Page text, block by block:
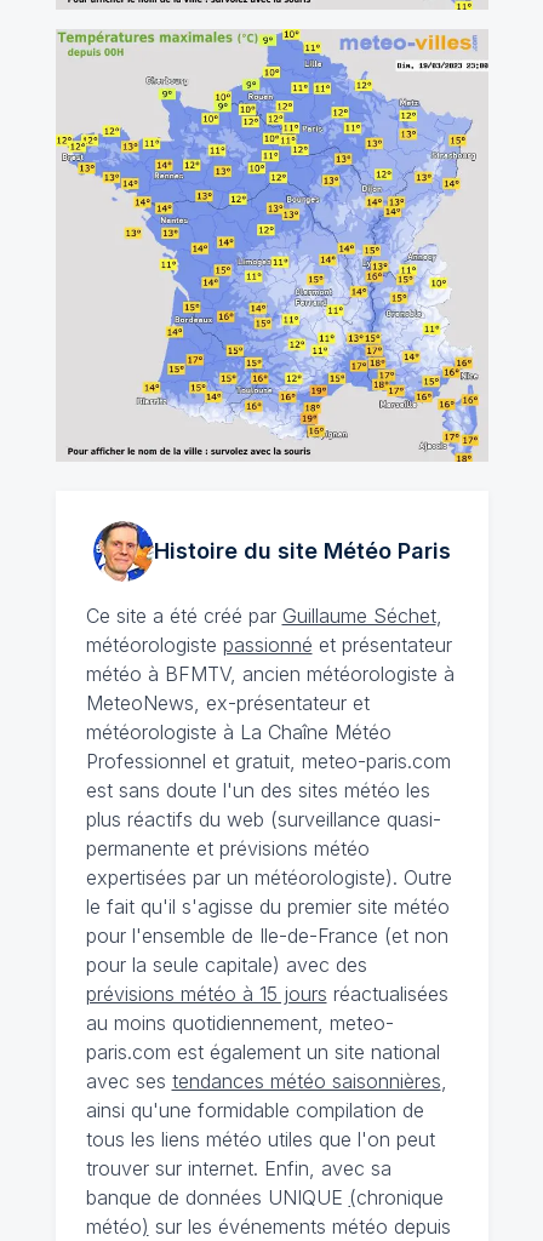
Histoire du site MétéoParis
Ce site a été créé par Guillaume Séchet,
météorologiste passionné et présentateur
météo à BFMTV, ancien météorologiste à
MeteoNews, ex-présentateur et
météorologiste à La Chaîne Météo
Professionnel et gratuit, meteo-paris.com
est sans doute l'un des sites météo les
plus réactifs du web (surveillance quasi-
permanente et prévisions météo
expertisées par un météorologiste). Outre
le fait qu'il s'agisse du premier site météo
pour l'ensemble de Ile-de-France (et non
pour la seule capitale) avec des
prévisions météo à 15 jours réactualisées
au moins quotidiennement, meteo-
paris.com est également un site national
avec ses tendances météo saisonnières,
ainsi qu'une formidable compilation de
tous les liens météo utiles que l'on peut
trouver sur internet. Enfin, avec sa
banque de données UNIQUE (chronique
météo) sur les événements météo depuis